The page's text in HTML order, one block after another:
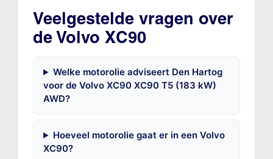
Veelgestelde vragen over
de Volvo XC90
Welke motorolie adviseert Den Hartog
voor de Volvo XC90 XC90 T5 (183 kW)
AWD?
Hoeveel motorolie gaat er in een Volvo
XC90?